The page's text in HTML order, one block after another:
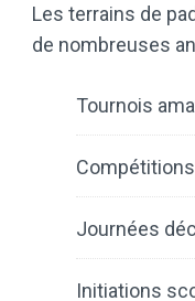
Les terrains de
de nombreuses
Tournois
Journées
Initiations